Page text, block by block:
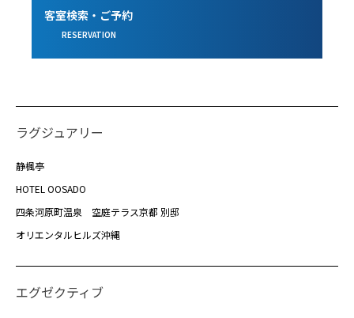
客室検索・ご予約
RESERVATION
ラグジュアリー
静楓亭
HOTEL OOSADO
四条河原町温泉 空庭テラス京都 別邸
オリエンタルヒルズ沖縄
エグゼクティブ